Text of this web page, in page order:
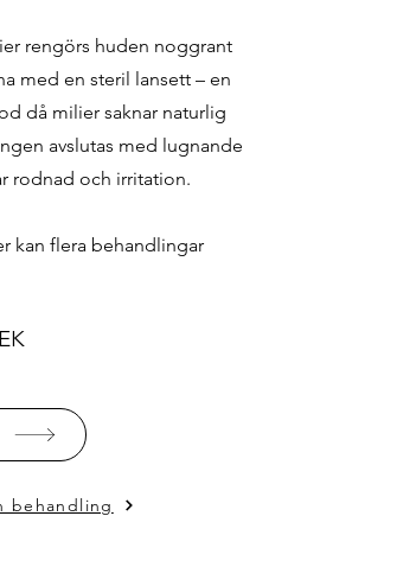
rengörs huden noggrant
med en steril lansett – en
då milier saknar naturlig
avslutas med lugnande
rodnad och irritation.
kan flera behandlingar
behandling